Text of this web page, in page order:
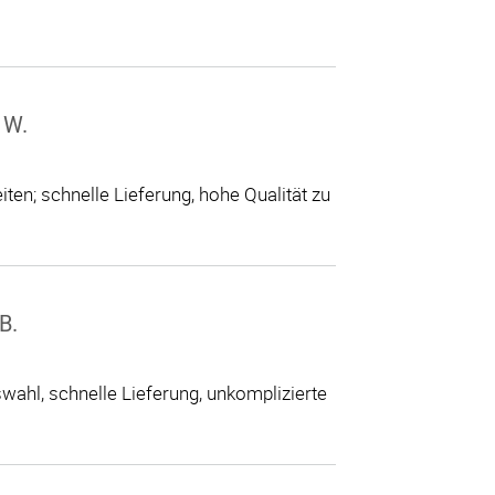
schnelle Lieferung, hohe Qualität zu
schnelle Lieferung, unkomplizierte